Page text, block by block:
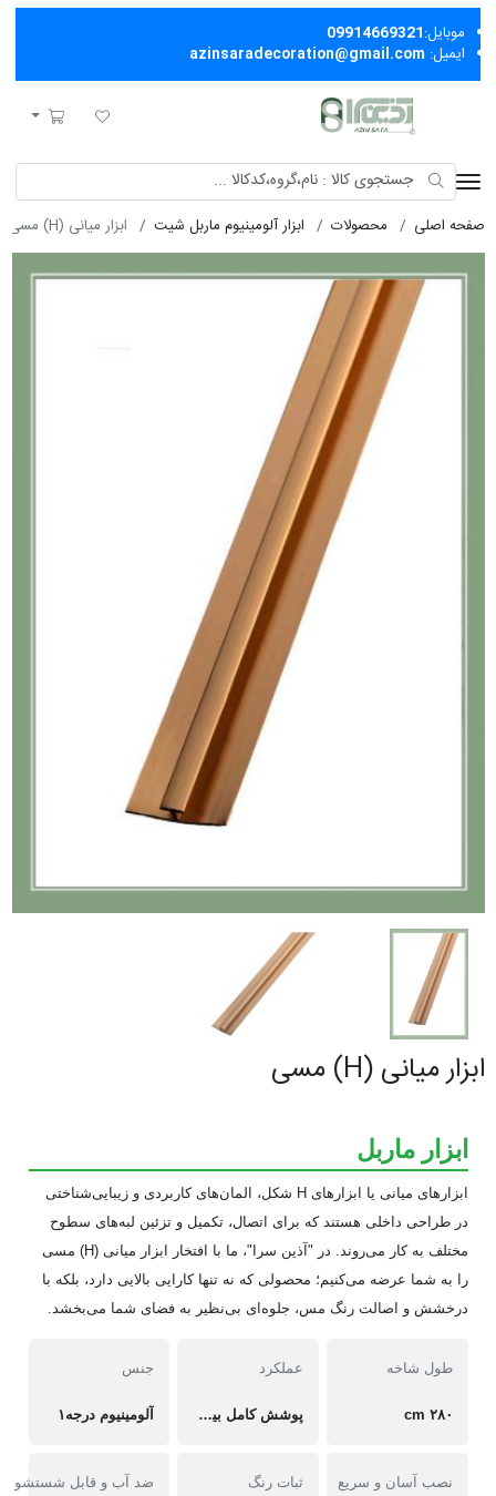
موبایل:09914669321
ایمیل: azinsaradecoration@gmail.com
لیست مورد علاقه
سبد خرید
صفحه اصلی محصولات ابزار آلومینیوم ماربل شیت ابزار ميانی (H) مسی
ابزار ميانی (H) مسی
ابزار ماربل
ابزارهای میانی یا ابزارهای H شکل، المان‌های کاربردی و زیبایی‌شناختی
در طراحی داخلی هستند که برای اتصال، تکمیل و تزئین لبه‌های سطوح
مختلف به کار می‌روند. در "آذین سرا"، ما با افتخار ابزار میانی (H) مسی
را به شما عرضه می‌کنیم؛ محصولی که نه تنها کارایی بالایی دارد، بلکه با
درخشش و اصالت رنگ مس، جلوه‌ای بی‌نظیر به فضای شما می‌بخشد.
طول شاخه
۲۸۰ cm
عملکرد
پوشش کامل بین دو ورق ماربل
جنس
آلومینیوم درجه۱
نصب آسان و سریع ثبات رنگ ضد آب و قابل شستشو